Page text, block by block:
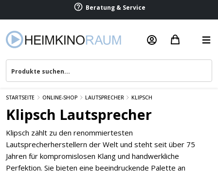
Beratung & Service
STARTSEITE ONLINE-SHOP LAUTSPRECHER KLIPSCH
Klipsch Lautsprecher
Klipsch zählt zu den renommiertesten
Lautsprecherherstellern der Welt und steht seit über 75
Jahren für kompromislosen Klang und handwerkliche
Perfektion. Sie bieten eine beeindruckende Palette an